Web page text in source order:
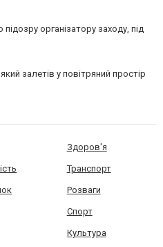
організатору заходу, під
залетів у повітряний простір
Здоров'я
Транспорт
Розваги
Спорт
Культура